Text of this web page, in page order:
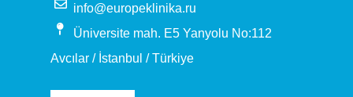
info@europeklinika.ru
Üniversite mah. E5 Yanyolu No:112
Avcılar / İstanbul / Türkiye